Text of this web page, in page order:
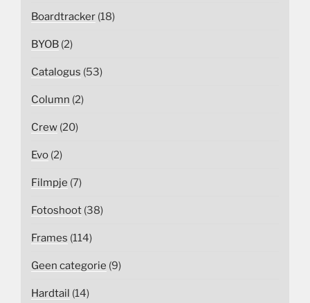
Boardtracker (18)
BYOB (2)
Catalogus (53)
Column (2)
Crew (20)
Evo (2)
Filmpje (7)
Fotoshoot (38)
Frames (114)
Geen categorie (9)
Hardtail (14)